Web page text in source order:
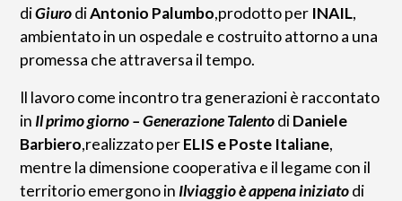
diGiurodiAntonio Palumbo,prodotto per INAIL,
ambientato in un ospedale e costruito attorno a una
promessa che attraversa il tempo.
Il lavoro come incontro tra generazioni è raccontato
in Il primo giorno – Generazione TalentodiDaniele
Barbiero,realizzato perELIS e Poste Italiane,
mentre la dimensione cooperativa e il legame con il
territorio emergono in Ilviaggio è appena iniziatodi